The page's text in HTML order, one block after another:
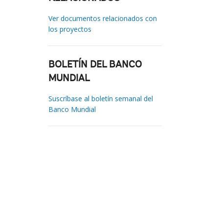
Ver documentos relacionados con
los proyectos
BOLETÍN DEL BANCO
MUNDIAL
Suscríbase al boletín semanal del
Banco Mundial